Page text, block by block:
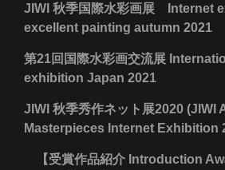
JIWI 秋季国際水彩画展 Internet
excellent painting autumn 2021
第21回国際水彩画交流展
exhibition Japan 2021
JIWI 秋季秀作ネット展2020 (JIWI
Masterpieces Internet Exhibition
【受賞作品紹介 Introduction